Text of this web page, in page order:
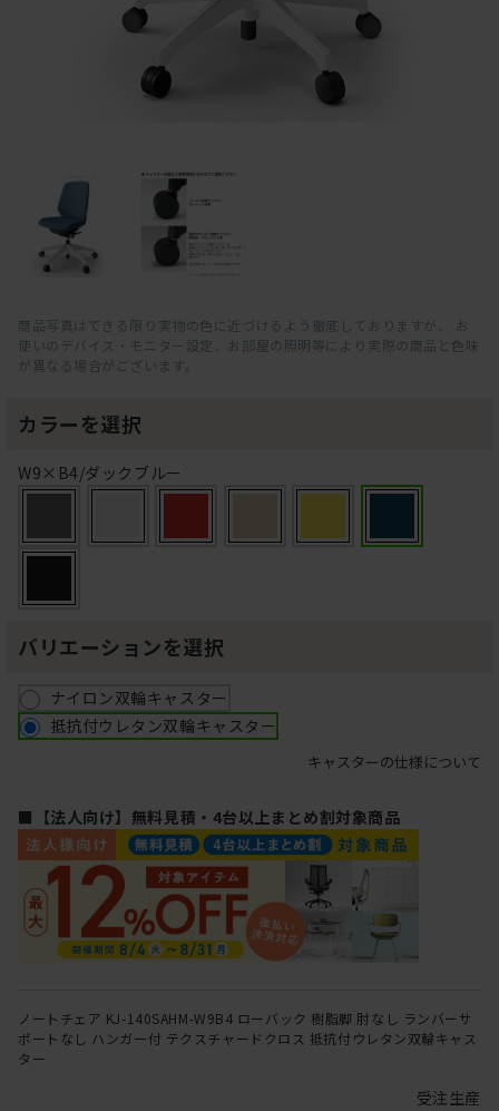
商品写真はできる限り実物の色に近づけるよう徹底しておりますが、 お
使いのデバイス・モニター設定、お部屋の照明等により実際の商品と色味
が異なる場合がございます。
カラーを選択
W9×B4/ダックブルー
バリエーションを選択
ナイロン双輪キャスター
抵抗付ウレタン双輪キャスター
キャスターの仕様について
■【法人向け】無料見積・4台以上まとめ割対象商品
ノートチェア KJ-140SAHM-W9B4 ローバック 樹脂脚 肘なし ランバーサ
ポートなし ハンガー付 テクスチャードクロス 抵抗付ウレタン双輪キャス
ター
受注生産